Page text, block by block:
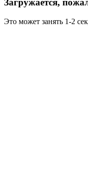
Загружается,
Это может занять 1-2